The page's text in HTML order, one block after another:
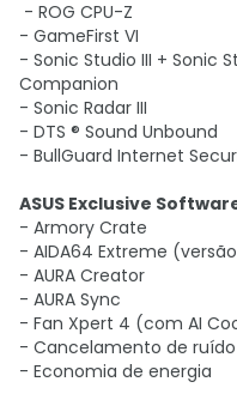
- ROG CPU-Z
- GameFirst VI
- Sonic Studio III + Sonic
Companion
- Sonic Radar III
- DTS ® Sound Unbound
- BullGuard Internet
ASUS Exclusive
- Armory Crate
- AIDA64 Extreme
- AURA Creator
- AURA Sync
- Fan Xpert 4 (com AI
- Cancelamento de ruído
- Economia de energia